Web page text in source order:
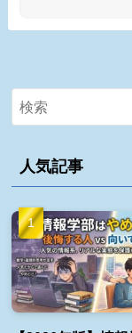
人気記事